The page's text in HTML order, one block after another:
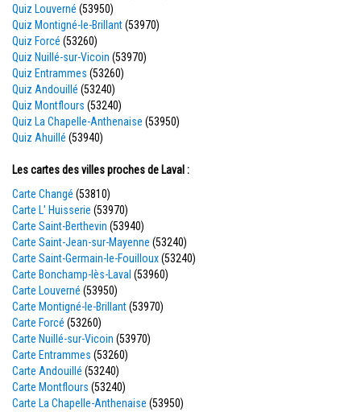
Quiz Louverné (53950)
Quiz Montigné-le-Brillant(53970)
Quiz Forcé (53260)
Quiz Nuillé-sur-Vicoin (53970)
Quiz Entrammes (53260)
Quiz Andouillé (53240)
Quiz Montflours (53240)
Quiz La Chapelle-Anthenaise (53950)
Quiz Ahuillé (53940)
Les cartes des villes proches de Laval :
Carte Changé (53810)
Carte L' Huisserie (53970)
Carte Saint-Berthevin (53940)
Carte Saint-Jean-sur-Mayenne (53240)
Carte Saint-Germain-le-Fouilloux(53240)
Carte Bonchamp-lès-Laval (53960)
Carte Louverné (53950)
Carte Montigné-le-Brillant(53970)
Carte Forcé (53260)
Carte Nuillé-sur-Vicoin (53970)
Carte Entrammes (53260)
Carte Andouillé (53240)
Carte Montflours (53240)
Carte La Chapelle-Anthenaise (53950)